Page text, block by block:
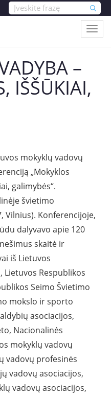
–
IŠŠŪKIAI,
mokyklų vadovų
„Mokyklos
galimybės“.
švietimo
Vilnius). Konferencijoje,
dalyvavo apie 120
skaitė ir
iš Lietuvos
Lietuvos Respublikos
Seimo Švietimo
mokslo ir sporto
asociacijos,
Nacionalinės
mokyklų vadovų
vadovų profesinės
vadovų asociacijos,
vadovų asociacijos,